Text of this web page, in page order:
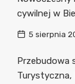
cywilnej w
5 sierpnia
Przebudowa
Turystyczna,